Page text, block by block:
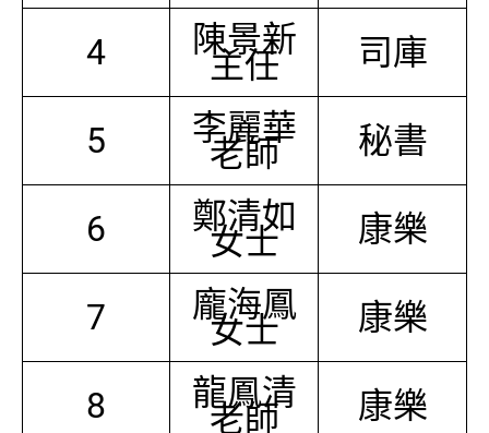
4 陳景新
主任 司庫
5 李麗華
老師 秘書
6 鄭清如
女士 康樂
7 龐海鳳
女士 康樂
8 龍鳳清
老師 康樂